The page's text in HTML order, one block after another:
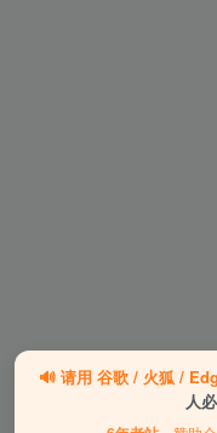
🔊 请用 谷歌 / 火狐 /
人